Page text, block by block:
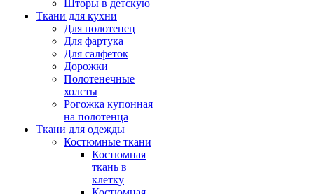
Шторы в детскую
Ткани для кухни
Для полотенец
Для фартука
Для салфеток
Дорожки
Полотенечные
холсты
Рогожка купонная
на полотенца
Ткани для одежды
Костюмные ткани
Костюмная
ткань в
клетку